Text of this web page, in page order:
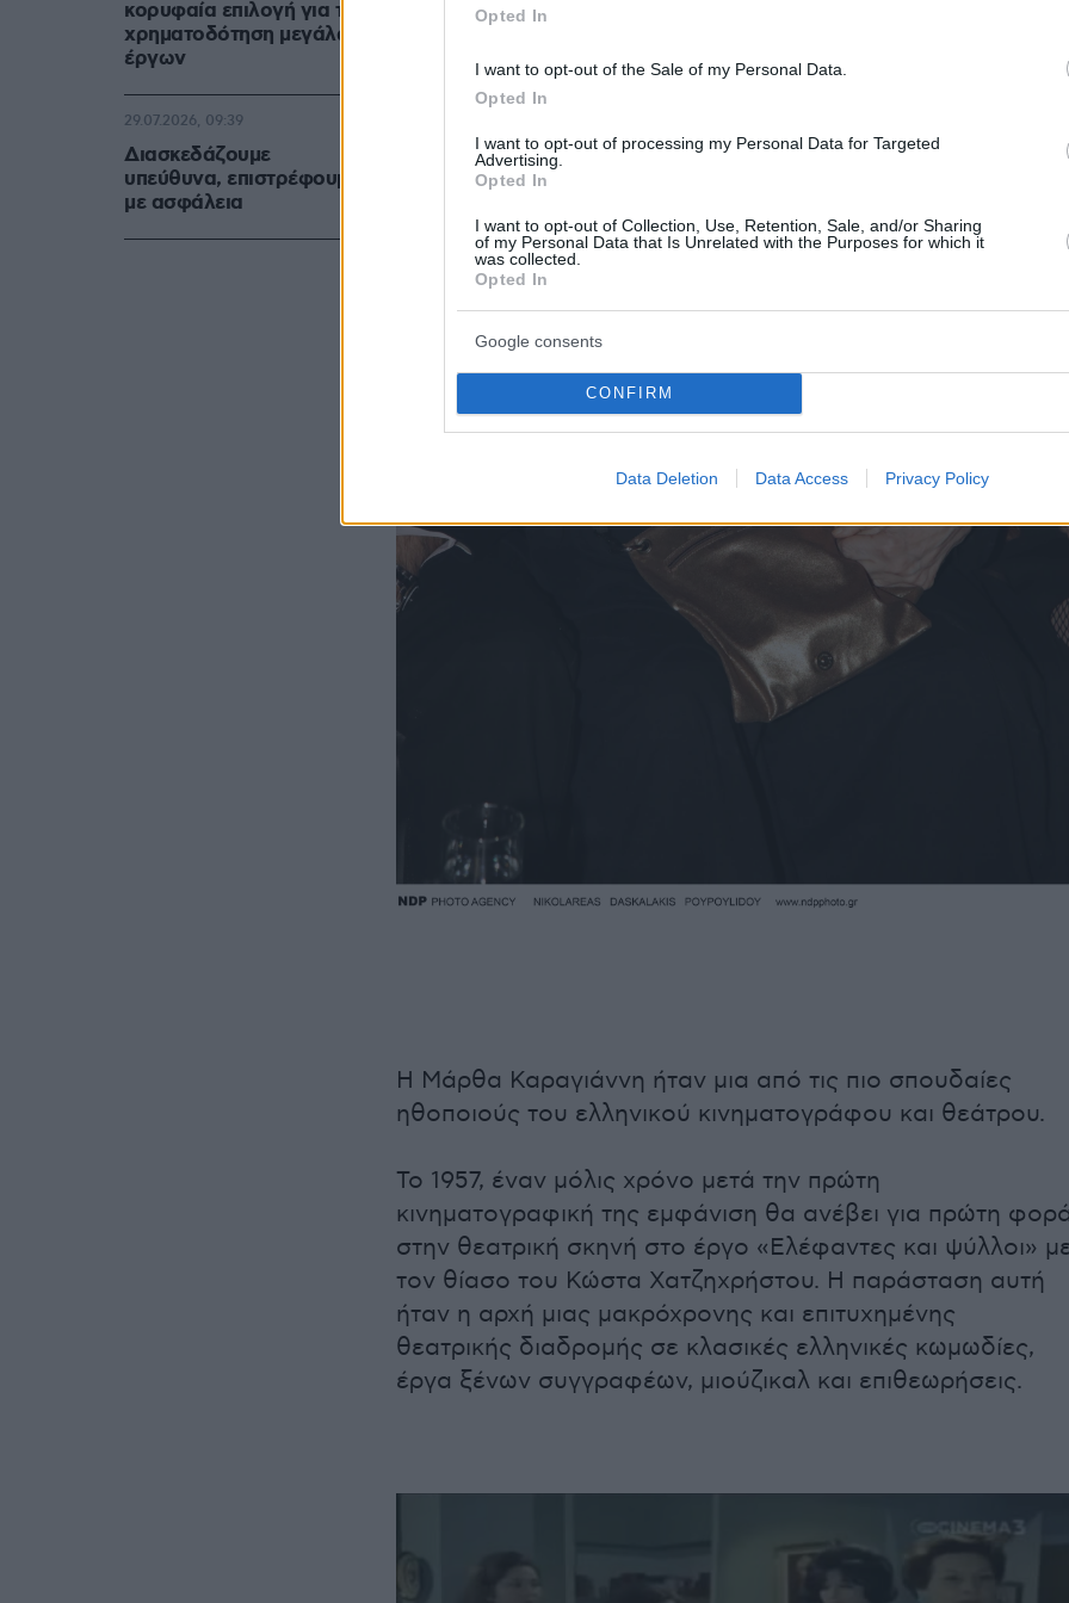
Opted In
I want to opt-out of the Sale of my Personal Data.
Opted In
I want to opt-out of processing my Personal Data for Targeted
Advertising.
Opted In
I want to opt-out of Collection, Use, Retention, Sale, and/or Sharing
of my Personal Data that Is Unrelated with the Purposes for which it
was collected.
Opted In
Google consents
CONFIRM
Data Deletion Data Access Privacy Policy
Η Μάρθα Καραγιάννη ήταν μια από τις πιο σπουδαίες
ηθοποιούς του ελληνικού κινηματογράφου και θεάτρου.
Το 1957, έναν μόλις χρόνο μετά την πρώτη
κινηματογραφική της εμφάνιση θα ανέβει για πρώτη
στην θεατρική σκηνή στο έργο «Ελέφαντες και ψύλλοι»
τον θίασο του Κώστα Χατζηχρήστου. Η παράσταση αυτή
ήταν η αρχή μιας μακρόχρονης και επιτυχημένης
θεατρικής διαδρομής σε κλασικές ελληνικές κωμωδίες,
έργα ξένων συγγραφέων, μιούζικαλ και επιθεωρήσεις.
κορυφαία επιλογή για τη
χρηματοδότηση μεγάλων
έργων
Διασκεδάζουμε
υπεύθυνα, επιστρέφουμε
με ασφάλεια
29.07.2026, 09:39